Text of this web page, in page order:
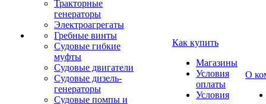
Тракторные
генераторы
Электроагрегаты
Гребные винты
Судовые гибкие
муфты
Судовые двигатели
Судовые дизель-
генераторы
Судовые помпы и
Как купить
Магазины
Условия
оплаты
Условия
О